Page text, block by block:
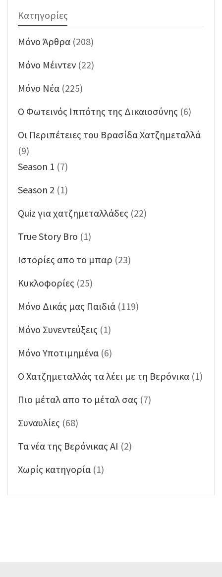
Κατηγορίες
Mόνο Άρθρα (208)
Mόνο Μέιντεν (22)
Mόνο Νέα (225)
O Φωτεινός Ιππότης της Δικαιοσύνης (6)
Oι Περιπέτειες του Βρασίδα Χατζημεταλλά
(9)
Season 1 (7)
Season 2 (1)
Quiz για χατζημεταλλάδες (22)
True Story Bro (1)
Ιστορίες απο το μπαρ (23)
Κυκλοφορίες (25)
Μόνο Δικάς μας Παιδιά (119)
Μόνο Συνεντεύξεις (1)
Μόνο Υποτιμημένα (6)
Ο Χατζημεταλλάς τα λέει με τη Βερόνικα (1)
Πιο μέταλ απο το μέταλ σας (7)
Συναυλίες (68)
Τα νέα της Βερόνικας ΑΙ (2)
Χωρίς κατηγορία (1)